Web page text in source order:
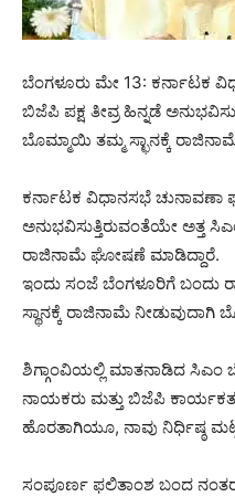
ಬೆಂಗಳೂರು ಮೇ 13: ಕರ್ನಾಟಕ
ಬಿಜೆಪಿ ಪಕ್ಷ ತೀವ್ರ ಹಿನ್ನಡೆ
ಬೊಮ್ಮಾಯಿ ತಮ್ಮ ಸ್ಛಾನಕ್ಕೆ
ಕರ್ನಾಟಕ ವಿಧಾನಸಭೆ ಚುನಾವಣಾ
ಅನುಭವಿಸುತ್ತಿರುವಂತೆಯೇ ಅತ್ತ
ರಾಜಿನಾಮೆ ಘೋಷಣೆ ಮಾಡಿದ್ದಾರೆ.
ಇಂದು ಸಂಜೆ ಬೆಂಗಳೂರಿಗೆ ಬಂದು
ಸ್ಥಾನಕ್ಕೆ ರಾಜಿನಾಮೆ ನೀಡುವುದಾಗಿ
ಶಿಗ್ಗಾಂವಿಯಲ್ಲಿ ಮಾತನಾಡಿದ ಸಿಎಂ
ನಾಯಕರು ಮತ್ತು ಬಿಜೆಪಿ
ಹೊರತಾಗಿಯೂ, ನಾವು ನಿರ್ಧಿಷ್ಠ
ಸಂಪೂರ್ಣ ಫಲಿತಾಂಶ ಬಂದ